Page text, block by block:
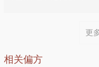
净，切块。白术60克，
更
相关偏方